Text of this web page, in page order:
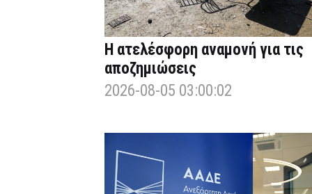
Η ατελέσφορη αναμονή για τις
αποζημιώσεις
2026-08-05 03:00:02